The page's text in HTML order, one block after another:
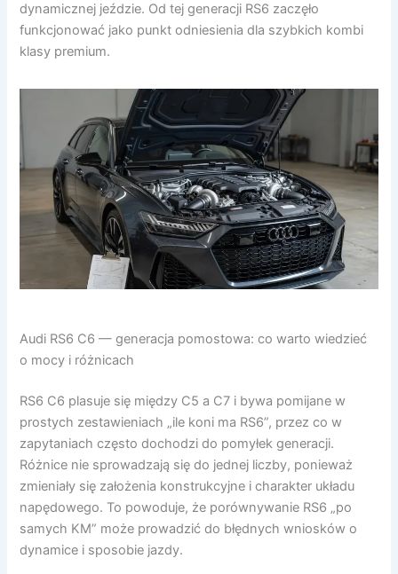
dynamicznej jeździe. Od tej generacji RS6 zaczęło
funkcjonować jako punkt odniesienia dla szybkich kombi
klasy premium.
Audi RS6 C6 — generacja pomostowa: co warto wiedzieć
o mocy i różnicach
RS6 C6 plasuje się między C5 a C7 i bywa pomijane w
prostych zestawieniach „ile koni ma RS6”, przez co w
zapytaniach często dochodzi do pomyłek generacji.
Różnice nie sprowadzają się do jednej liczby, ponieważ
zmieniały się założenia konstrukcyjne i charakter układu
napędowego. To powoduje, że porównywanie RS6 „po
samych KM” może prowadzić do błędnych wniosków o
dynamice i sposobie jazdy.